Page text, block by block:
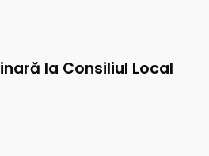
la Consiliul Local